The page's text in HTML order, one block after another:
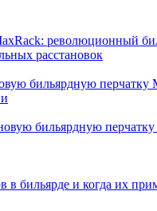
революционный
расстановок
бильярдную перчатку
бильярдную
в бильярде и когда их